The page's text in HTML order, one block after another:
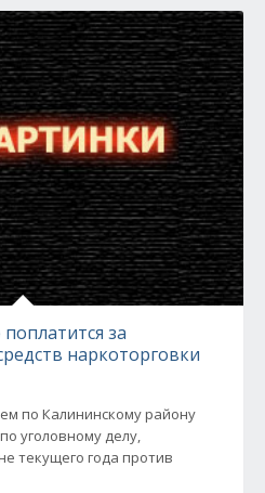
за
наркоторговки
по Калининскому району
уголовному делу,
текущего года против